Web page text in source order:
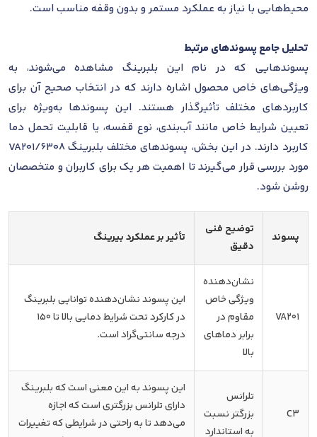
محیط‌هایی با نیاز به عملکرد مستمر و بدون وقفه مناسب است.
تحلیل جامع پسوندهای مرتبط
پسوندهایی که در نام این بلبرینگ مشاهده می‌شوند، به
ویژگی‌های خاص محصول اشاره دارند که در انتخاب صحیح آن برای
کاربردهای مختلف تأثیرگذار هستند. این پسوندها به‌ویژه برای
تعیین شرایط خاص مانند آب‌بندی، نوع قفسه، یا قابلیت تحمل دما
کاربرد دارند. در این بخش، پسوندهای مختلف بلبرینگ 6308/VA201
مورد بررسی قرار می‌گیرند تا اهمیت هر یک برای کاربران و متخصصان
روشن شود.
پسوند
توضیح فنی
دقیق
تأثیر بر عملکرد بیرینگ
VA201
نشان‌دهنده
ویژگی خاص
مقاوم در
برابر دماهای
بالا
این پسوند نشان‌دهنده توانایی بلبرینگ
در کارکرد تحت شرایط دمایی بالا تا 150
درجه سانتی‌گراد است.
C3
تلرانس
بزرگتر نسبت
به استاندارد
این پسوند به این معنی است که بلبرینگ
دارای تلرانس بزرگتری است که اجازه
می‌دهد تا به راحتی در شرایطی که تغییرات